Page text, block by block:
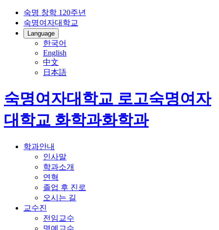
숙명 창학 120주년
숙명여자대학교
Language
한국어
English
中文
日本語
숙명여자대학교 로고숙명여자
대학교 화학과화학과
학과안내
인사말
학과소개
연혁
졸업 후 진로
오시는 길
교수진
전임교수
명예교수